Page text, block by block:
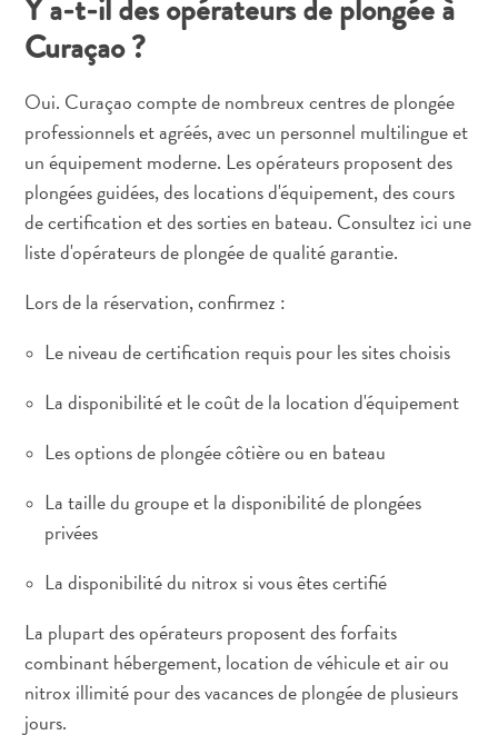
Y a-t-il des opérateurs de plongée à
Curaçao ?
Oui. Curaçao compte de nombreux centres de plongée
professionnels et agréés, avec un personnel multilingue et
un équipement moderne. Les opérateurs proposent des
plongées guidées, des locations d'équipement, des cours
de certification et des sorties en bateau. Consultez ici une
liste d'opérateurs de plongée de qualité garantie.
Lors de la réservation, confirmez :
Le niveau de certification requis pour les sites choisis
La disponibilité et le coût de la location d'équipement
Les options de plongée côtière ou en bateau
La taille du groupe et la disponibilité de plongées
privées
La disponibilité du nitrox si vous êtes certifié
La plupart des opérateurs proposent des forfaits
combinant hébergement, location de véhicule et air ou
nitrox illimité pour des vacances de plongée de plusieurs
jours.